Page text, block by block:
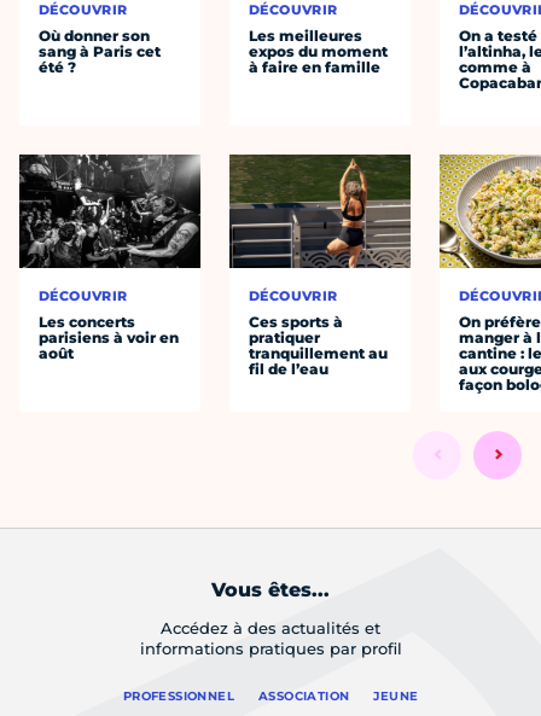
DÉCOUVRIR
Où donner son
sang à Paris cet
été ?
DÉCOUVRIR
Les concerts
parisiens à voir en
août
DÉCOUVRIR
Les meilleures
expos du moment
à faire en famille
DÉCOUVRIR
Ces sports à
pratiquer
tranquillement au
fil de l’eau
On a testé
l’altinha,
comme à
On préfère
manger à
cantine :
aux
façon
Vous êtes...
Accédez à des actualités et
informations pratiques par profil
PROFESSIONNEL ASSOCIATION JEUNE